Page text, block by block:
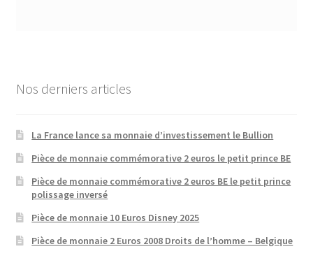
Nos derniers articles
La France lance sa monnaie d’investissement le Bullion
Pièce de monnaie commémorative 2 euros le petit prince BE
Pièce de monnaie commémorative 2 euros BE le petit prince
polissage inversé
Pièce de monnaie 10 Euros Disney 2025
Pièce de monnaie 2 Euros 2008 Droits de l’homme – Belgique